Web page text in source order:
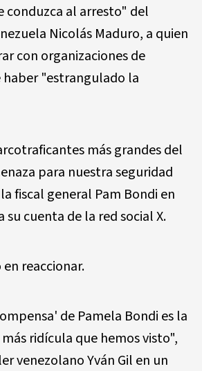
conduzca al arresto" del
Nicolás Maduro, a quien
con organizaciones de
haber "estrangulado la
más grandes del
para nuestra seguridad
fiscal general Pam Bondi en
su cuenta de la red social X.
reaccionar.
de Pamela Bondi es la
ridícula que hemos visto",
venezolano Yván Gil en un